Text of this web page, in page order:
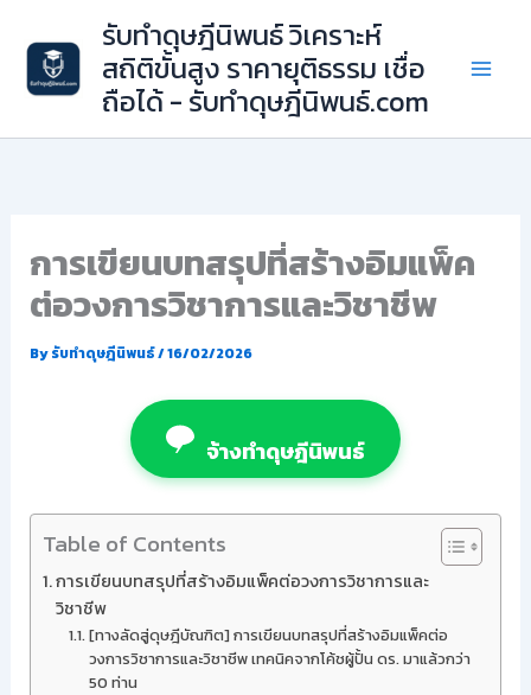
content
รับทำดุษฎีนิพนธ์ วิเคราะห์
สถิติขั้นสูง ราคายุติธรรม เชื่อ
ถือได้ - รับทำดุษฎีนิพนธ์.com
การเขียนบทสรุปที่สร้างอิมแพ็ค
ต่อวงการวิชาการและวิชาชีพ
Byรับทำดุษฎีนิพนธ์/16/02/2026
จ้างทำดุษฎีนิพนธ์
Table of Contents
การเขียนบทสรุปที่สร้างอิมแพ็คต่อวงการวิชาการและ
วิชาชีพ
[ทางลัดสู่ดุษฎีบัณฑิต] การเขียนบทสรุปที่สร้างอิมแพ็คต่อ
วงการวิชาการและวิชาชีพ เทคนิคจากโค้ชผู้ปั้น ดร. มาแล้วกว่า
50 ท่าน